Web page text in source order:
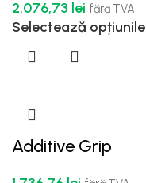
2.076,73 lei fără TVA
Selectează opțiunile
Additive Grip